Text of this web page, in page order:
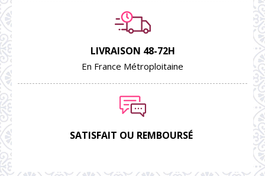
LIVRAISON 48-72H
En France Métroploitaine
SATISFAIT OU REMBOURSÉ